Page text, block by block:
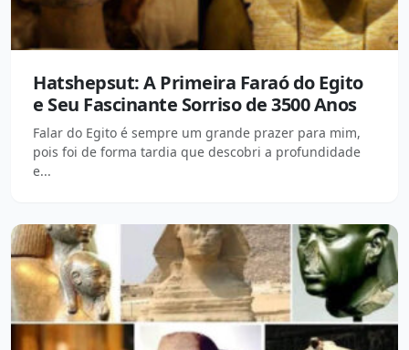
Hatshepsut: A Primeira Faraó do Egito
e Seu Fascinante Sorriso de 3500 Anos
Falar do Egito é sempre um grande prazer para mim,
pois foi de forma tardia que descobri a profundidade
e...